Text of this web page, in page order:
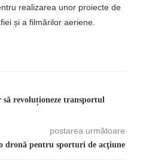
realizarea unor proiecte de
și a filmărilor aeriene.
revoluționeze transportul
postarea următoare
dronă pentru sporturi de acţiune